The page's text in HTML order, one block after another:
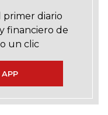
primer diario
financiero de
un clic
APP